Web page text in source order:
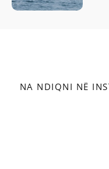
NA NDIQNI NË